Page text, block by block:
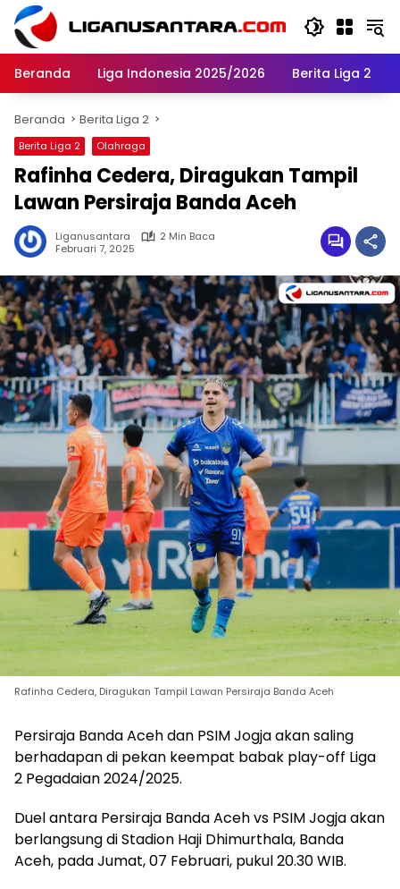
Langsung
konten
Beranda
Liga Indonesia 2025/2026 Berita Liga 2
Beranda Berita Liga 2
Berita Liga 2 Olahraga
Rafinha Cedera, Diragukan Tampil
Lawan Persiraja Banda Aceh
Liganusantara
2 Min Baca
Februari 7, 2025
Rafinha Cedera, Diragukan Tampil Lawan Persiraja Banda Aceh
Persiraja Banda Aceh dan PSIM Jogja akan saling
berhadapan di pekan keempat babak play-off Liga
2 Pegadaian 2024/2025.
Duel antara Persiraja Banda Aceh vs PSIM Jogja akan
berlangsung di Stadion Haji Dhimurthala, Banda
Aceh, pada Jumat, 07 Februari, pukul 20.30 WIB.